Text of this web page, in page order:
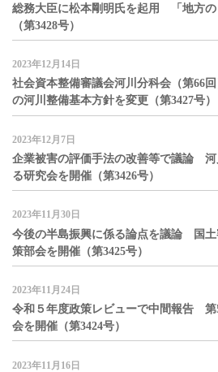
総務大臣に松本剛明氏を起用 「地方の
（第3428号）
2023年12月14日
社会資本整備審議会河川分科会（第66
の河川整備基本方針を変更（第3427号）
2023年12月7日
企業被害の評価手法の改善等で議論
る研究会を開催（第3426号）
2023年11月30日
今後の半島振興に係る論点を議論 国土
策部会を開催（第3425号）
2023年11月24日
令和５年度政策レビューで中間報告 第
会を開催（第3424号）
2023年11月16日